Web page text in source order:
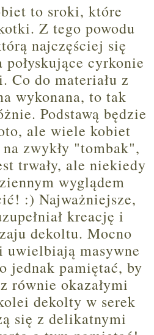
to sroki, które
Z tego powodu
najczęściej się
cyrkonie
Co do materiału z
wykonana, to tak
Podstawą będzie
ale wiele kobiet
zwykły "tombak",
trwały, ale niekiedy
wyglądem
:) Najważniejsze,
kreację i
dekoltu. Mocno
uwielbiają masywne
jednak pamiętać, by
równie okazałymi
dekolty w serek
się z delikatnymi